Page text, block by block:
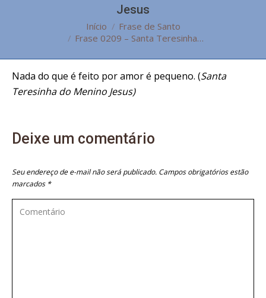
Jesus
Início
Frase de Santo
Frase 0209 – Santa Teresinha…
Nada do que é feito por amor é pequeno. (Santa
Teresinha do Menino Jesus)
Deixe um comentário
Seu endereço de e-mail não será publicado. Campos obrigatórios estão
marcados *
Comentário